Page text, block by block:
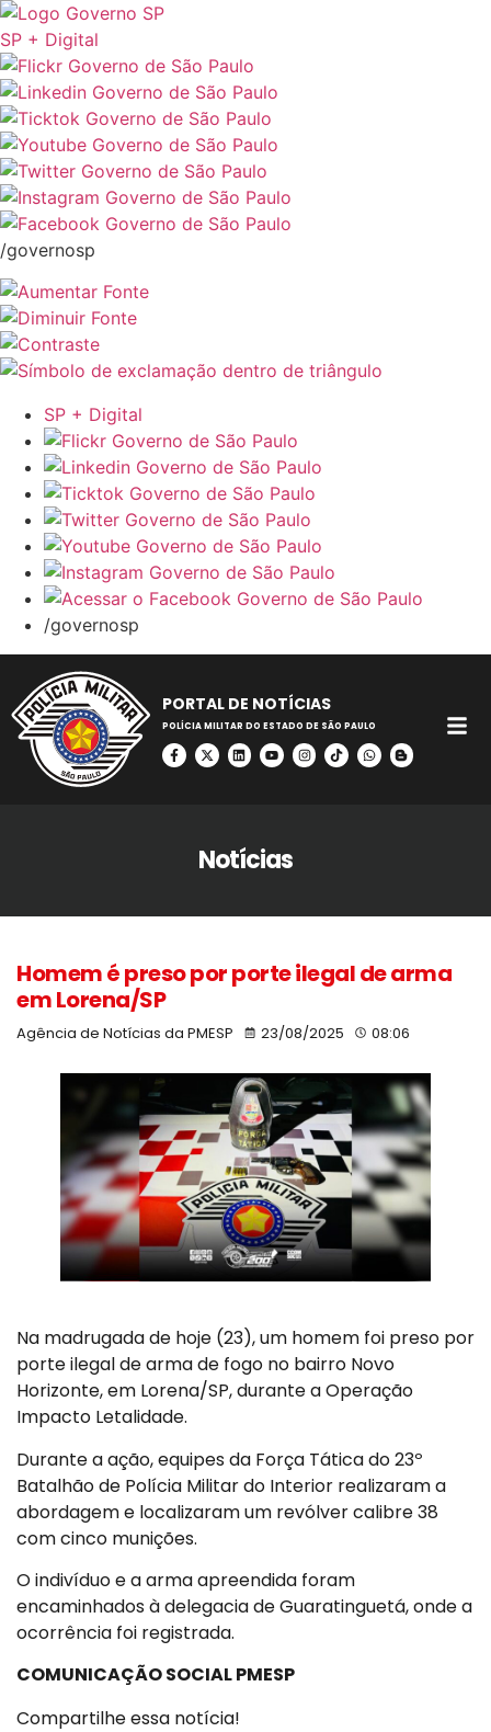
SP + Digital
/governosp
SP + Digital
/governosp
PORTAL DE NOTÍCIAS
POLÍCIA MILITAR DO ESTADO DE SÃO PAULO
Notícias
Homem é preso por porte ilegal de arma
em Lorena/SP
Agência de Notícias da PMESP 23/08/2025 08:06
Na madrugada de hoje (23), um homem foi preso por
porte ilegal de arma de fogo no bairro Novo
Horizonte, em Lorena/SP, durante a Operação
Impacto Letalidade.
Durante a ação, equipes da Força Tática do 23º
Batalhão de Polícia Militar do Interior realizaram a
abordagem e localizaram um revólver calibre 38
com cinco munições.
O indivíduo e a arma apreendida foram
encaminhados à delegacia de Guaratinguetá, onde a
ocorrência foi registrada.
COMUNICAÇÃO SOCIAL PMESP
Compartilhe essa notícia!